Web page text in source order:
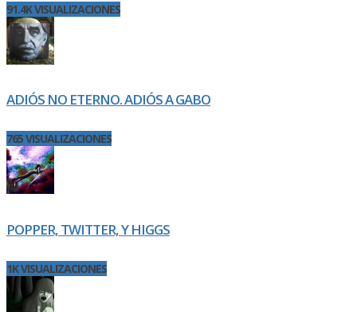
91.4K VISUALIZACIONES
ADIÓS NO ETERNO. ADIÓS A GABO
765 VISUALIZACIONES
POPPER, TWITTER, Y HIGGS
1K VISUALIZACIONES